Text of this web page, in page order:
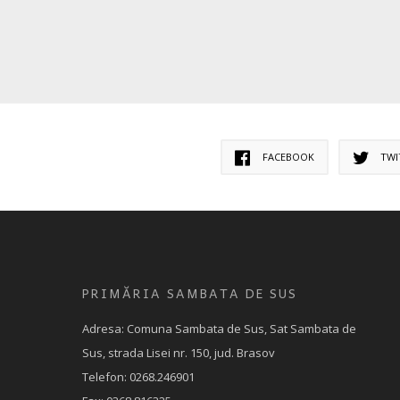
FACEBOOK
PRIMĂRIA SAMBATA DE SUS
Adresa: Comuna Sambata de Sus, Sat Sambata de
Sus, strada Lisei nr. 150, jud. Brasov
Telefon: 0268.246901